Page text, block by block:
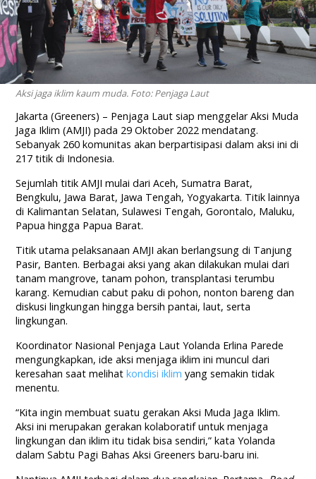
Aksi jaga iklim kaum muda. Foto: Penjaga Laut
Jakarta (Greeners) – Penjaga Laut siap menggelar Aksi Muda
Jaga Iklim (AMJI) pada 29 Oktober 2022 mendatang.
Sebanyak 260 komunitas akan berpartisipasi dalam aksi ini di
217 titik di Indonesia.
Sejumlah titik AMJI mulai dari Aceh, Sumatra Barat,
Bengkulu, Jawa Barat, Jawa Tengah, Yogyakarta. Titik lainnya
di Kalimantan Selatan, Sulawesi Tengah, Gorontalo, Maluku,
Papua hingga Papua Barat.
Titik utama pelaksanaan AMJI akan berlangsung di Tanjung
Pasir, Banten. Berbagai aksi yang akan dilakukan mulai dari
tanam mangrove, tanam pohon, transplantasi terumbu
karang. Kemudian cabut paku di pohon, nonton bareng dan
diskusi lingkungan hingga bersih pantai, laut, serta
lingkungan.
Koordinator Nasional Penjaga Laut Yolanda Erlina Parede
mengungkapkan, ide aksi menjaga iklim ini muncul dari
keresahan saat melihatkondisi iklim yang semakin tidak
menentu.
“Kita ingin membuat suatu gerakan Aksi Muda Jaga Iklim.
Aksi ini merupakan gerakan kolaboratif untuk menjaga
lingkungan dan iklim itu tidak bisa sendiri,” kata Yolanda
dalam Sabtu Pagi Bahas Aksi Greeners baru-baru ini.